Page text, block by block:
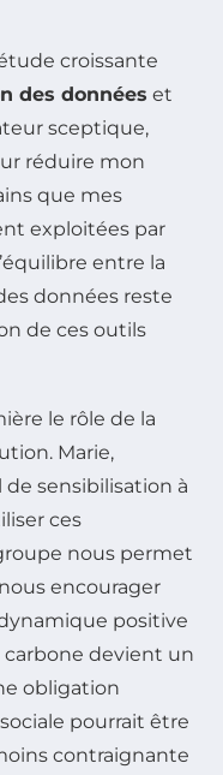
croissante
des données et
sceptique,
réduire mon
que mes
exploitées par
entre la
données reste
de ces outils
le rôle de la
Marie,
sensibilisation à
ces
nous permet
encourager
positive
devient un
obligation
pourrait être
contraignante